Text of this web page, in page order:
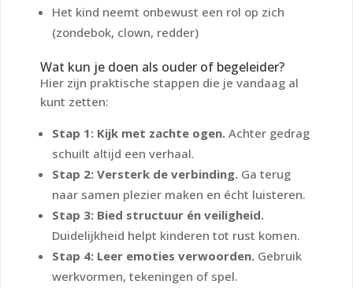
Het kind neemt onbewust een rol op zich
(zondebok, clown, redder)
Wat kun je doen als ouder of begeleider?
Hier zijn praktische stappen die je vandaag al
kunt zetten:
Stap 1: Kijk met zachte ogen. Achter gedrag
schuilt altijd een verhaal.
Stap 2: Versterk de verbinding. Ga terug
naar samen plezier maken en écht luisteren.
Stap 3: Bied structuur én veiligheid.
Duidelijkheid helpt kinderen tot rust komen.
Stap 4: Leer emoties verwoorden. Gebruik
werkvormen, tekeningen of spel.